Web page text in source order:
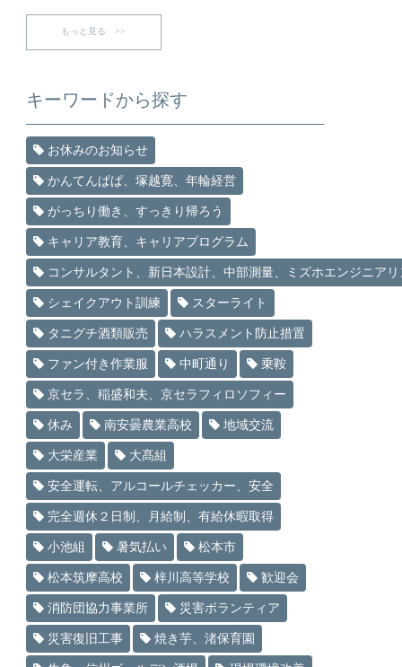
もっと見る >>
キーワードから探す
お休みのお知らせ
かんてんぱぱ、塚越寛、年輪経営
がっちり働き、すっきり帰ろう
キャリア教育、キャリアプログラム
コンサルタント、新日本設計、中部測量、ミズホエンジニアリ
シェイクアウト訓練 スターライト
タニグチ酒類販売 ハラスメント防止措置
ファン付き作業服 中町通り 乗鞍
京セラ、稲盛和夫、京セラフィロソフィー
休み 南安曇農業高校 地域交流
大栄産業 大髙組
安全運転、アルコールチェッカー、安全
完全週休２日制、月給制、有給休暇取得
小池組 暑気払い 松本市
松本筑摩高校 梓川高等学校 歓迎会
消防団協力事業所 災害ボランティア
災害復旧工事 焼き芋、渚保育園